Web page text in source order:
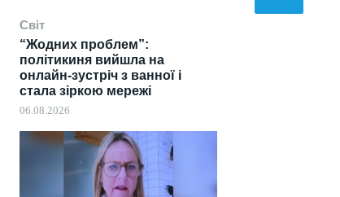
Світ
“Жодних проблем”:
політикиня вийшла на
онлайн-зустріч з ванної і
стала зіркою мережі
06.08.2026